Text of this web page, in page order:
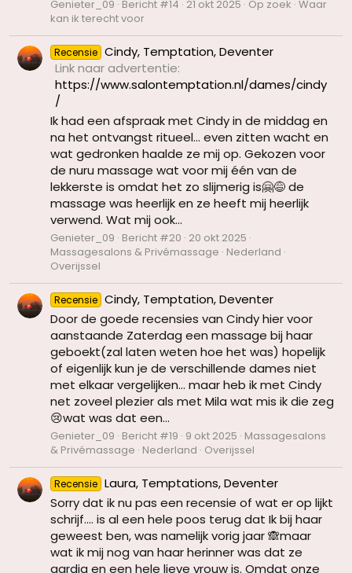
Genieter_09 Bericht #14 21 okt 2025 Op zoek Waar
kan ik terecht voor
Recensie Cindy, Temptation, Deventer
Link naar advertentie
https://www.salontemptation.nl/dames/cindy
/
Ik had een afspraak met Cindy in de middag en
na het ontvangst ritueel... even zitten wacht en
wat gedronken haalde ze mij op. Gekozen voor
de nuru massage wat voor mij één van de
lekkerste is omdat het zo slijmerig is🤗😅 de
massage was heerlijk en ze heeft mij heerlijk
verwend. Wat mij ook...
Genieter_09 Bericht #20 20 okt 2025
Massagesalons & Privémassage Nederland
Overijssel
Recensie Cindy, Temptation, Deventer
Door de goede recensies van Cindy hier voor
aanstaande Zaterdag een massage bij haar
geboekt(zal laten weten hoe het was) hopelijk
of eigenlijk kun je de verschillende dames niet
met elkaar vergelijken... maar heb ik met Cindy
net zoveel plezier als met Mila wat mis ik die zeg
😢wat was dat een...
Genieter_09 Bericht #19 9 okt 2025 Massagesalons
& Privémassage Nederland Overijssel
Recensie Laura, Temptations, Deventer
Sorry dat ik nu pas een recensie of wat er op lijkt
schrijf.... is al een hele poos terug dat Ik bij haar
geweest ben, was namelijk vorig jaar 🙈maar
wat ik mij nog van haar herinner was dat ze
aardig en een hele lieve vrouw is. Omdat onze